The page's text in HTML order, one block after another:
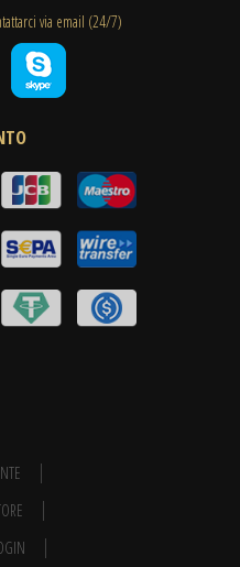
via email (24/7)